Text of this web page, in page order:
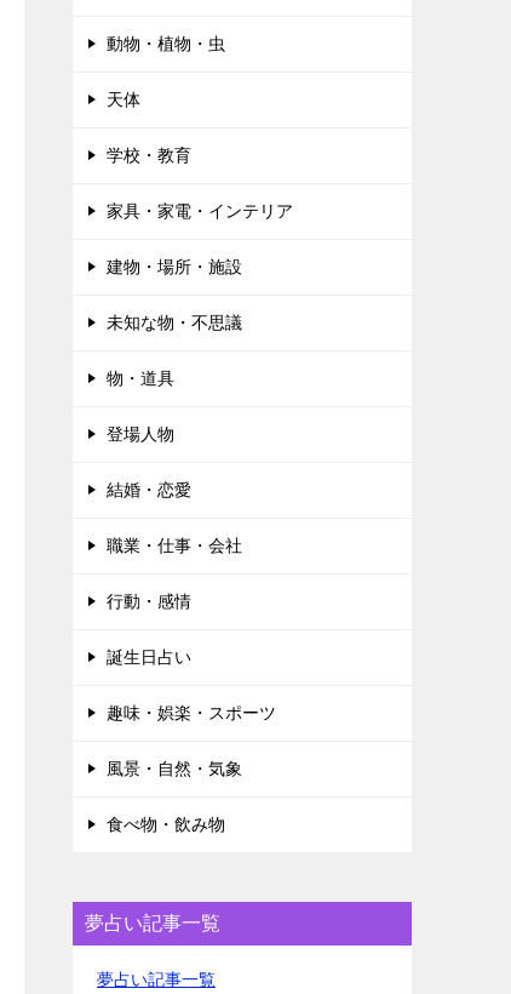
動物・植物・虫
天体
学校・教育
家具・家電・インテリア
建物・場所・施設
未知な物・不思議
物・道具
登場人物
結婚・恋愛
職業・仕事・会社
行動・感情
誕生日占い
趣味・娯楽・スポーツ
風景・自然・気象
食べ物・飲み物
夢占い記事一覧
夢占い記事一覧